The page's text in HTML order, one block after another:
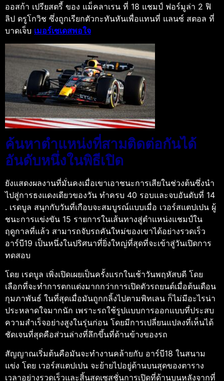
ออสก้า เปรียสตรี้ ของ แม็คลาเรน ที่ 18 แชมป์ ฟอร์มูล่า 2 ฟิ
ลิป ดรูโกวิช ซึ่งถูกเรียกตัวกะทันหันเพื่อแทนที่ แลนซ์ สตอล ที่
บาดเจ็บ เมอร์เซเดสพอใจ
ค้นหาตำแหน่งที่สามติดต่อกันได้
อันดับหนึ่งในพิธีเปิด
ยังแสดงผลงานที่มั่นคงเมื่อเขาเอาชนะการเสียในช่วงต้นซึ่งนำ
ไปสู่การธงแดงเดียวของวัน ทำครบ 40 รอบและจบอันดับที่ 14
. เรดบูล สนุกกับวันที่เกือบจะสมบูรณ์แบบเมื่อ เวอร์สแตปเปน ผู้
ชนะการแข่งขัน 15 รายการในเส้นทางสู่ตำแหน่งแชมป์ใน
ฤดูกาลที่แล้ว สามารถจับรถคันใหม่ของเขาได้อย่างรวดเร็ว
อาร์บี19 เป็นหนึ่งในปริศนาที่ยิ่งใหญ่ที่สุดที่จะเข้าสู่วันเปิดการ
ทดสอบ
โดย เรดบูล เพิ่งเปิดเผยเป็นครั้งแรกในเช้าวันพฤหัสบดี โดย
เลือกที่จะทำการตกแต่งมากกว่าการเปิดตัวรถยนต์เมื่อต้นเดือน
กุมภาพันธ์ ในที่สุดเมื่อมันถูกกลิ้งไปตามพิทเลน ก็ไม่มีอะไรน่า
ประหลาดใจมากนัก เพราะรถใช้รูปแบบการออกแบบที่ประสบ
ความสำเร็จอย่างสูงในรุ่นก่อน โดยมีการเปลี่ยนแปลงที่เห็นได้
ชัดเจนที่สุดคือส่วนล่างที่ลึกขึ้นที่ด้านข้างของรถ
สัญญาณเริ่มต้นคือมันจะทำงานคล้ายกับ อาร์บี18 ในสนาม
แข่ง โดย เวอร์สแตปเปน จะย้ายไปอยู่ด้านบนสุดของตาราง
เวลาอย่างรวดเร็วและสิ้นสุดเซสชั่นการเปิดที่ด้านบนหลังจากที่